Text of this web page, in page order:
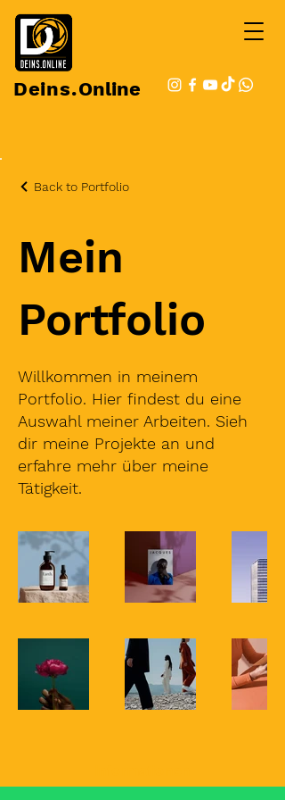
Online
Deins.
Back to Portfolio
Mein
Portfolio
Willkommen in meinem
Portfolio. Hier findest du eine
Auswahl meiner Arbeiten. Sieh
dir meine Projekte an und
erfahre mehr über meine
Tätigkeit.